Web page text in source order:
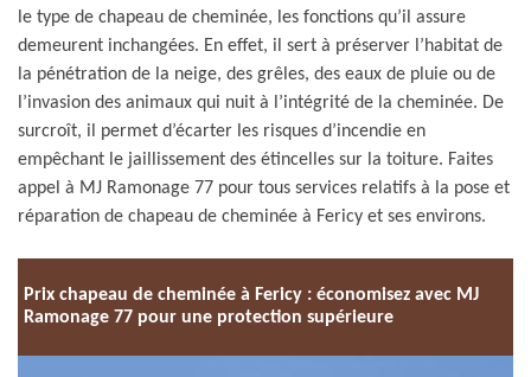
le type de chapeau de cheminée, les fonctions qu’il assure
demeurent inchangées. En effet, il sert à préserver l’habitat de
la pénétration de la neige, des grêles, des eaux de pluie ou de
l’invasion des animaux qui nuit à l’intégrité de la cheminée. De
surcroît, il permet d’écarter les risques d’incendie en
empêchant le jaillissement des étincelles sur la toiture. Faites
appel à MJ Ramonage 77 pour tous services relatifs à la pose et
réparation de chapeau de cheminée à Fericy et ses environs.
Prix chapeau de cheminée à Fericy : économisez avec MJ
Ramonage 77 pour une protection supérieure